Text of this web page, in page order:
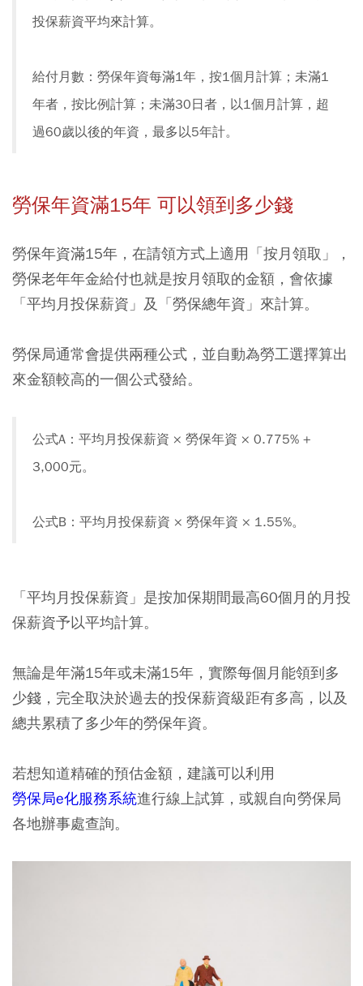
投保薪資平均來計算。
給付月數：勞保年資每滿1年，按1個月計算；未滿1
年者，按比例計算；未滿30日者，以1個月計算，超
過60歲以後的年資，最多以5年計。
勞保年資滿15年 可以領到多少錢
勞保年資滿15年，在請領方式上適用「按月領取」，
勞保老年年金給付也就是按月領取的金額，會依據
「平均月投保薪資」及「勞保總年資」來計算。
勞保局通常會提供兩種公式，並自動為勞工選擇算出
來金額較高的一個公式發給。
公式A：平均月投保薪資 × 勞保年資 × 0.775% +
3,000元。
公式B：平均月投保薪資 × 勞保年資 × 1.55%。
「平均月投保薪資」是按加保期間最高60個月的月投
保薪資予以平均計算。
無論是年滿15年或未滿15年，實際每個月能領到多
少錢，完全取決於過去的投保薪資級距有多高，以及
總共累積了多少年的勞保年資。
若想知道精確的預估金額，建議可以利用
勞保局e化服務系統進行線上試算，或親自向勞保局
各地辦事處查詢。